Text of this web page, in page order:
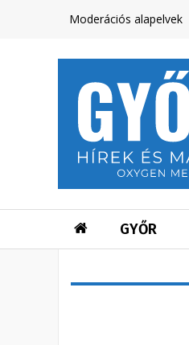
Moderációs alapelvek
GYŐR